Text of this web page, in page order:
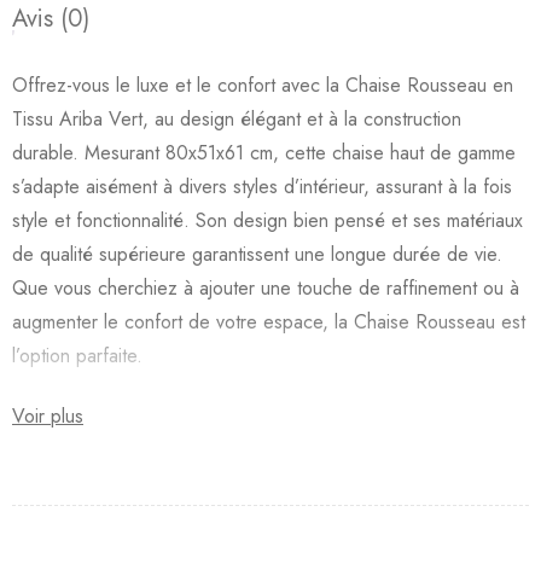
Avis (0)
Offrez-vous le luxe et le confort avec la Chaise Rousseau en
Tissu Ariba Vert, au design élégant et à la construction
durable. Mesurant 80x51x61 cm, cette chaise haut de gamme
s’adapte aisément à divers styles d’intérieur, assurant à la fois
style et fonctionnalité. Son design bien pensé et ses matériaux
de qualité supérieure garantissent une longue durée de vie.
Que vous cherchiez à ajouter une touche de raffinement ou à
augmenter le confort de votre espace, la Chaise Rousseau est
l’option parfaite.
Voir plus